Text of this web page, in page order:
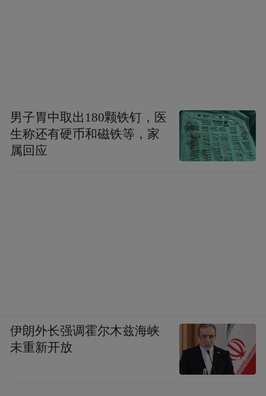
男子胃中取出180颗铁钉，医
生称还有硬币和磁铁等，家
属回应
伊朗外长强调霍尔木兹海峡
未重新开放